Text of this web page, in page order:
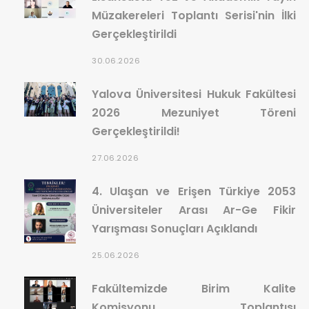
Müzakereleri Toplantı Serisi'nin İlki
Gerçekleştirildi
30.06.2026
Yalova Üniversitesi Hukuk Fakültesi
2026 Mezuniyet Töreni
Gerçekleştirildi!
27.06.2026
4. Ulaşan ve Erişen Türkiye 2053
Üniversiteler Arası Ar-Ge Fikir
Yarışması Sonuçları Açıklandı
25.06.2026
Fakültemizde Birim Kalite